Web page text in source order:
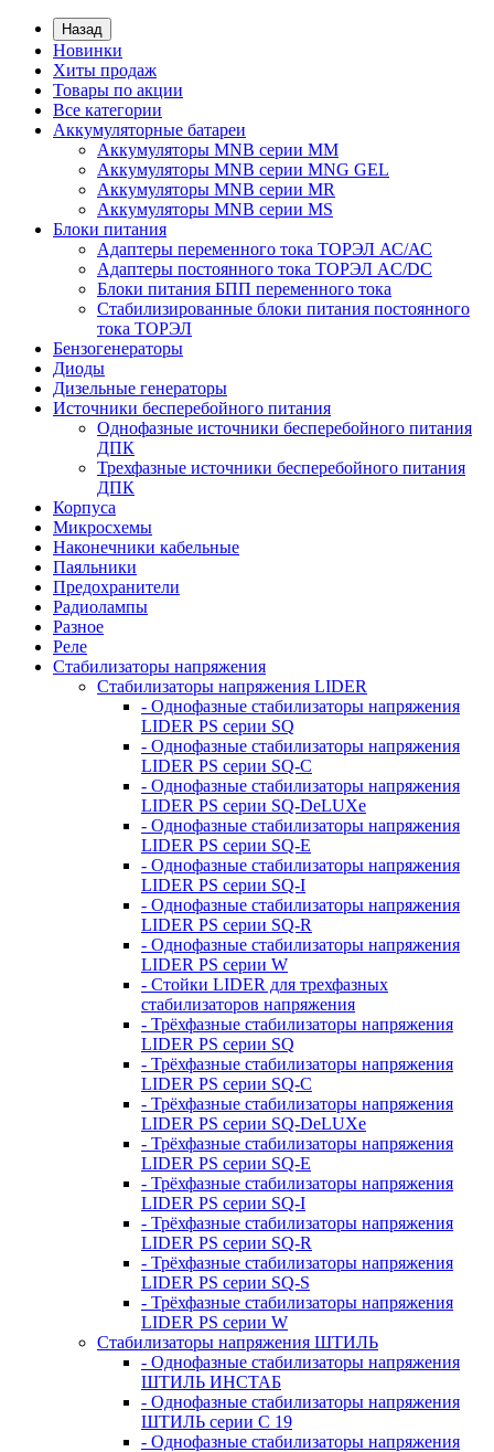
Назад
Новинки
Хиты продаж
Товары по акции
Все категории
Аккумуляторные батареи
Аккумуляторы MNB серии MM
Аккумуляторы MNB серии MNG GEL
Аккумуляторы MNB серии MR
Аккумуляторы MNB серии MS
Блоки питания
Адаптеры переменного тока ТОРЭЛ АС/АС
Адаптеры постоянного тока ТОРЭЛ AC/DC
Блоки питания БПП переменного тока
Стабилизированные блоки питания постоянного
тока ТОРЭЛ
Бензогенераторы
Диоды
Дизельные генераторы
Источники бесперебойного питания
Однофазные источники бесперебойного питания
ДПК
Трехфазные источники бесперебойного питания
ДПК
Корпуса
Микросхемы
Наконечники кабельные
Паяльники
Предохранители
Радиолампы
Разное
Реле
Стабилизаторы напряжения
Стабилизаторы напряжения LIDER
- Однофазные стабилизаторы напряжения
LIDER PS серии SQ
- Однофазные стабилизаторы напряжения
LIDER PS серии SQ-C
- Однофазные стабилизаторы напряжения
LIDER PS серии SQ-DeLUXe
- Однофазные стабилизаторы напряжения
LIDER PS серии SQ-E
- Однофазные стабилизаторы напряжения
LIDER PS серии SQ-I
- Однофазные стабилизаторы напряжения
LIDER PS серии SQ-R
- Однофазные стабилизаторы напряжения
LIDER PS серии W
- Стойки LIDER для трехфазных
стабилизаторов напряжения
- Трёхфазные стабилизаторы напряжения
LIDER PS серии SQ
- Трёхфазные стабилизаторы напряжения
LIDER PS серии SQ-C
- Трёхфазные стабилизаторы напряжения
LIDER PS серии SQ-DeLUXe
- Трёхфазные стабилизаторы напряжения
LIDER PS серии SQ-E
- Трёхфазные стабилизаторы напряжения
LIDER PS серии SQ-I
- Трёхфазные стабилизаторы напряжения
LIDER PS серии SQ-R
- Трёхфазные стабилизаторы напряжения
LIDER PS серии SQ-S
- Трёхфазные стабилизаторы напряжения
LIDER PS серии W
Стабилизаторы напряжения ШТИЛЬ
- Однофазные стабилизаторы напряжения
ШТИЛЬ ИНСТАБ
- Однофазные стабилизаторы напряжения
ШТИЛЬ серии C 19
- Однофазные стабилизаторы напряжения